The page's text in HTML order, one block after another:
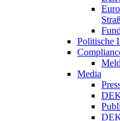
Politische
Media